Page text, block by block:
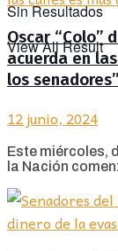
Sin Resultados
View All Result
Oscar “Colo”
acuerda en
los senadores”
12 junio, 2024
Este miércoles,
la Nación